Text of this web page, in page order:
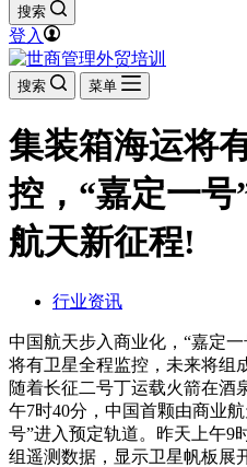
搜索
登入
搜索 菜单
集装箱海运将
控，“嘉定一
航天新征程!
行业资讯
中国航天步入商业化，“嘉定
将有卫星全程监控，未来将组
随着长征二号丁运载火箭在酒
午7时40分，中国首颗由商业
号”进入预定轨道。昨天上午9
组遥测数据，显示卫星帆板展